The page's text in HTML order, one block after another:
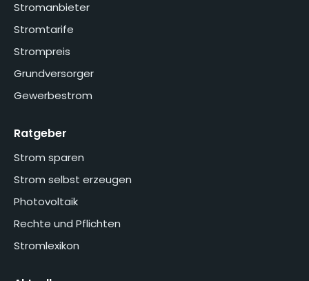
Stromanbieter
Stromtarife
Strompreis
Grundversorger
Gewerbestrom
Ratgeber
Strom sparen
Strom selbst erzeugen
Photovoltaik
Rechte und Pflichten
Stromlexikon